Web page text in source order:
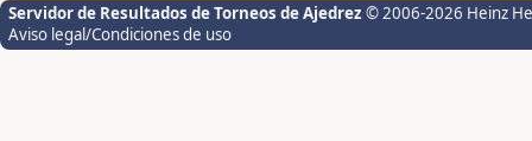
Servidor de Resultados de Torneos de Ajedrez © 2006-2026 Heinz
Aviso legal/Condiciones de uso